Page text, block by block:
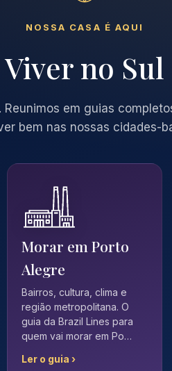
NOSSA CASA É AQUI
Viver no Sul
Reunimos em guias
bem nas nossas cidades-
Morar em Porto
Alegre
Bairros, cultura, clima e
região metropolitana. O
guia da Brazil Lines para
quem vai morar em Po…
Ler o guia ›